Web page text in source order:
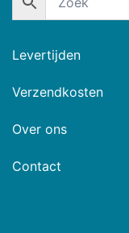
Levertijden
Verzendkosten
Over ons
Contact